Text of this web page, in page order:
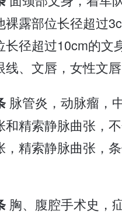
裸露部位长径超过
长径超过10cm的文
线、文唇，女性文唇
脉管炎，动脉瘤，
和精索静脉曲张，
，精索静脉曲张，
胸、腹腔手术史，